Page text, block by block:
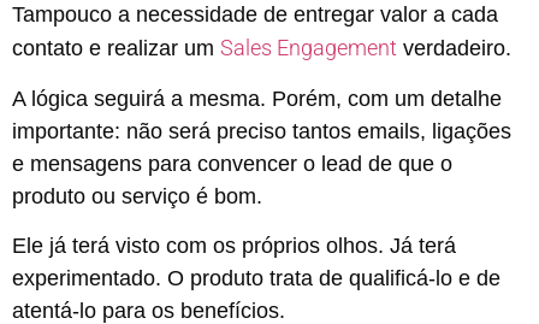
Tampouco a necessidade de entregar valor a cada
contato e realizar um Sales Engagement verdadeiro.
A lógica seguirá a mesma. Porém, com um detalhe
importante: não será preciso tantos emails, ligações
e mensagens para convencer o lead de que o
produto ou serviço é bom.
Ele já terá visto com os próprios olhos. Já terá
experimentado. O produto trata de qualificá-lo e de
atentá-lo para os benefícios.